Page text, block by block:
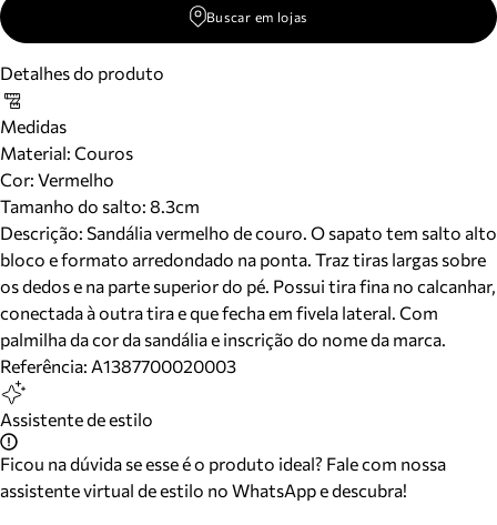
Buscar em lojas
Detalhes do produto
Medidas
Material: Couros
Cor: Vermelho
Tamanho do salto: 8.3cm
Descrição: Sandália vermelho de couro. O sapato tem salto alto
bloco e formato arredondado na ponta. Traz tiras largas sobre
os dedos e na parte superior do pé. Possui tira fina no calcanhar,
conectada à outra tira e que fecha em fivela lateral. Com
palmilha da cor da sandália e inscrição do nome da marca.
Referência: A1387700020003
Assistente de estilo
Ficou na dúvida se esse é o produto ideal? Fale com nossa
assistente virtual de estilo no WhatsApp e descubra!